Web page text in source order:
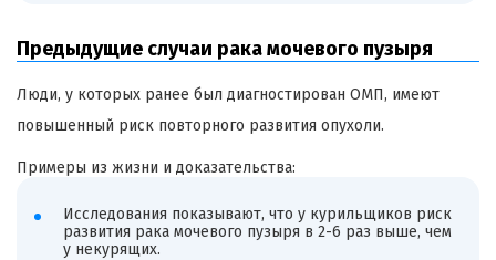
Предыдущие случаи рака мочевого пузыря
Люди, у которых ранее был диагностирован ОМП, имеют
повышенный риск повторного развития опухоли.
Примеры из жизни и доказательства:
Исследования показывают, что у курильщиков риск
развития рака мочевого пузыря в 2-6 раз выше, чем
у некурящих.